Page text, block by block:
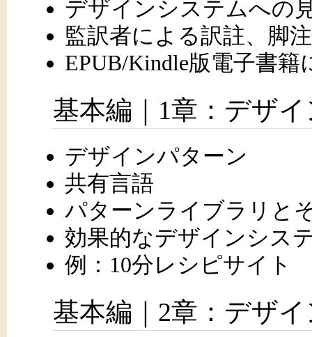
デザインシステムへの
監訳者による訳註、脚注
EPUB/Kindle版電子書籍
基本編｜1章：デザ
デザインパターン
共有言語
パターンライブラリと
効果的なデザインシス
例：10分レシピサイト
基本編｜2章：デザ